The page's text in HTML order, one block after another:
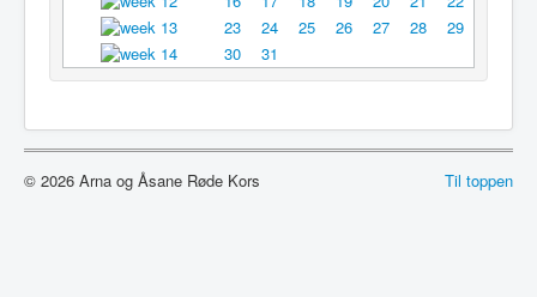
23
24 25 26 27 28
29
30
31
Til toppen
© 2026 Arna og Åsane Røde Kors